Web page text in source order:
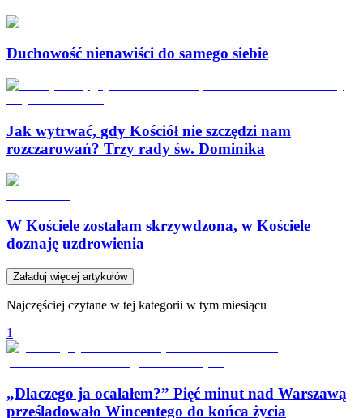
Duchowość nienawiści do samego siebie
Jak wytrwać, gdy Kościół nie szczędzi nam
rozczarowań? Trzy rady św. Dominika
W Kościele zostałam skrzywdzona, w Kościele
doznaję uzdrowienia
Załaduj więcej artykułów
Najczęściej czytane w tej kategorii w tym miesiącu
1
„Dlaczego ja ocalałem?” Pięć minut nad Warszawą
prześladowało Wincentego do końca życia